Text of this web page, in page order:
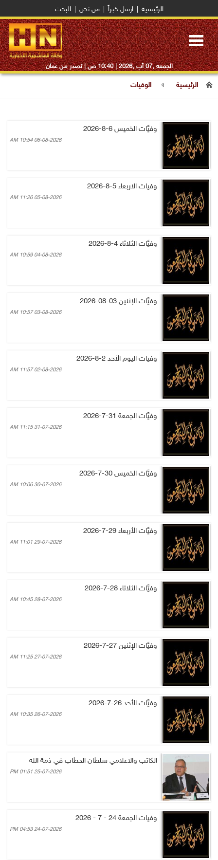
الرئيسية ارسل خبراً من نحن البحث
Toggle
navigation
الجمعه ,07 آب ,2026 | 10:40 ص | تصدر من عمان
الرئيسية الوفيات
وفيَّات الخميس 6-8-2026
06-08-2026 10:54 AM
وفيات الاربعاء 5-8-2026
05-08-2026 11:26 AM
وفيَّات الثلاثاء 4-8-2026
04-08-2026 10:59 AM
وفيَّات الإثنين 03-08-2026
03-08-2026 10:57 AM
وفيات اليوم الأحد 2-8-2026
02-08-2026 11:57 AM
وفيَّات الجمعة 31-7-2026
31-07-2026 11:15 AM
وفيَّات الخميس 30-7-2026
30-07-2026 10:06 AM
وفيَّات الأربعاء 29-7-2026
29-07-2026 11:01 AM
وفيَّات الثلاثاء 28-7-2026
28-07-2026 10:45 AM
وفيَّات الإثنين 27-7-2026
27-07-2026 11:25 AM
وفيَّات الأحد 26-7-2026
26-07-2026 10:35 AM
الكاتب والاعلامي سلطان الحطاب في ذمة الله
25-07-2026 01:51 PM
وفيات الجمعة 24 - 7 - 2026
24-07-2026 04:53 PM